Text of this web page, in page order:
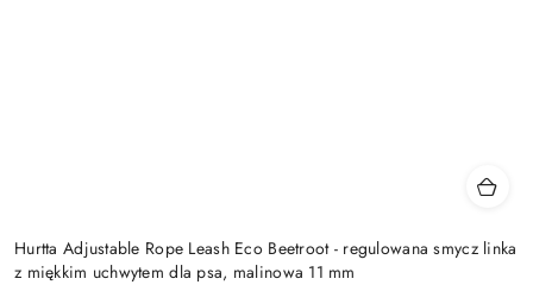
Hurtta Adjustable Rope Leash Eco Beetroot - regulowana smycz linka
z miękkim uchwytem dla psa, malinowa 11 mm